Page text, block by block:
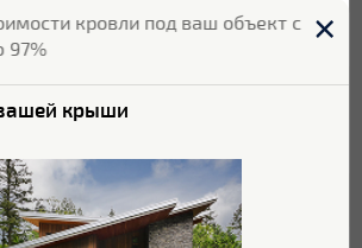
RAL 7024
кровли под ваш объект с
97%
крыши